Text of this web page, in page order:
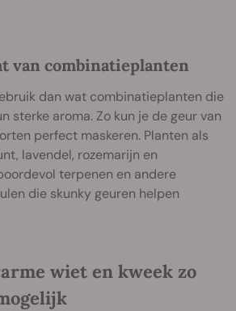
van combinatieplanten
dan wat combinatieplanten die
sterke aroma. Zo kun je de geur van
perfect maskeren. Planten als
lavendel, rozemarijn en
terpenen en andere
die skunky geuren helpen
wiet en kweek zo